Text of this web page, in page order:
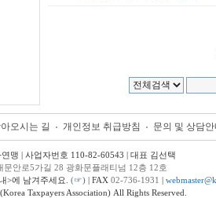
오시는 길 개인정보 취급방침 문의 및 상담안
맹 | 사업자번호 110-82-60543 | 대표 김선택
안로5가길 28 광화문플래티넘 12층 12호
>에 남겨주세요. (☞) | FAX 02-736-1931 |
Taxpayers Association) All Rights Reserved.